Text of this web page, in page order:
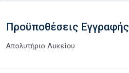
Προϋποθέσεις Εγγραφής
Απολυτήριο Λυκείου